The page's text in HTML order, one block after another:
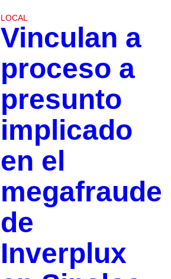
LOCAL
Vinculan a
proceso a
presunto
implicado
en el
megafraude
de
Inverplux